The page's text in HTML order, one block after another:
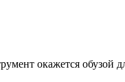
окажется обузой